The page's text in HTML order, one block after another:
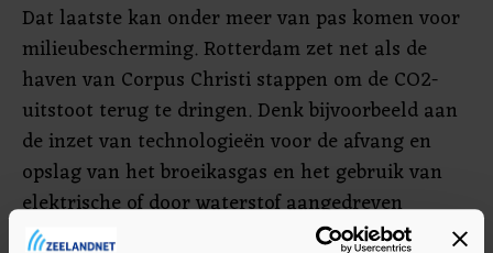
Dat laatste kan onder meer van pas komen voor
milieubescherming. Rotterdam zet net als de
haven van Corpus Christi stappen om de CO2-
uitstoot terug te dringen. Denk bijvoorbeeld aan
de inzet van technologieën voor de afvang en
opslag van het broeikasgas en het gebruik van
elektrische of door waterstof aangedreven
voertuigen voor havenactiviteiten en patrouilles.